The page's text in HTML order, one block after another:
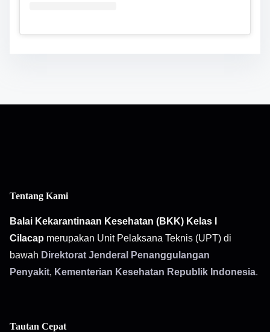
Tentang Kami
Balai Kekarantinaan Kesehatan (BKK) Kelas I
Cilacap merupakan Unit Pelaksana Teknis (UPT) di
bawah Direktorat Jenderal Penanggulangan
Penyakit, Kementerian Kesehatan Republik Indonesia.
Tautan Cepat